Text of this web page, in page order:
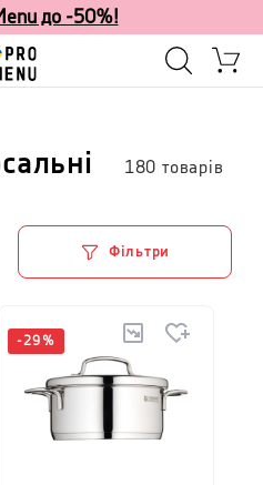
до -50%!
180 товарів
Фільтри
-29 %